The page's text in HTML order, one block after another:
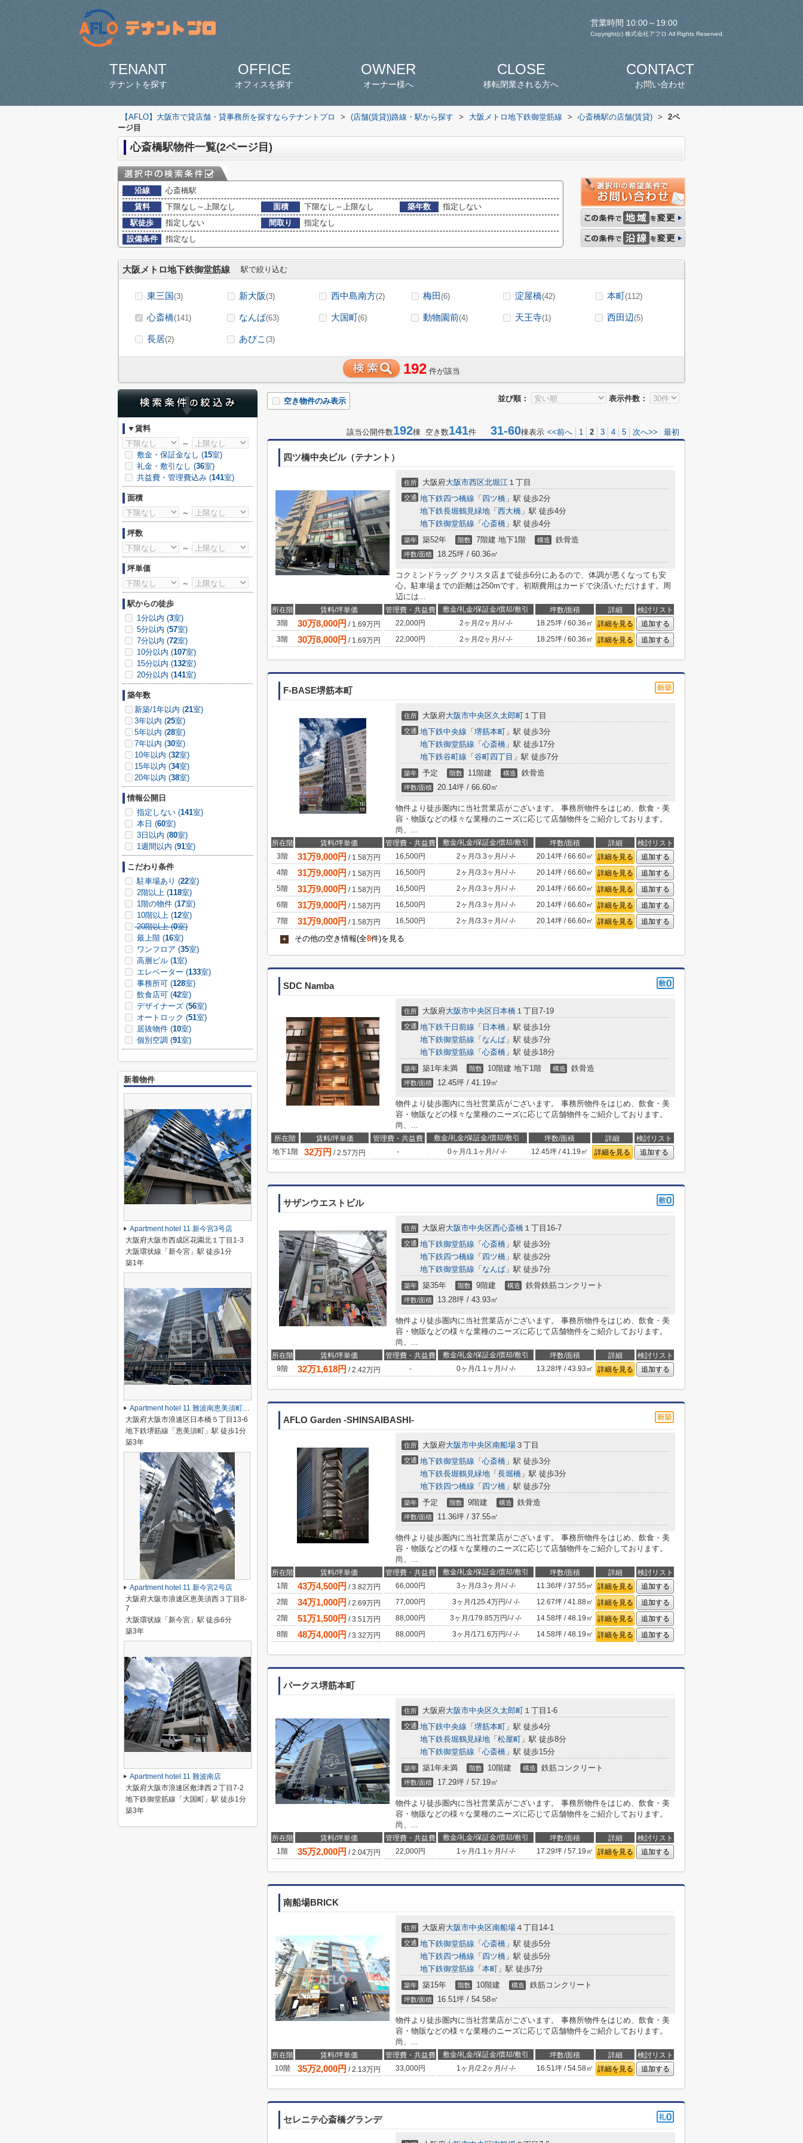
営業時間 10:00～19:00
Copyright(c) 株式会社アフロ All Rights Reserved.
TENANT
テナントを探す
OFFICE
オフィスを探す
OWNER
オーナー様へ
CLOSE
移転閉業される方へ
CONTACT
お問い合わせ
【AFLO】大阪市で貸店舗・貸事務所を探すならテナントプロ > (店舗(賃貸))路線・駅から探す > 大阪メトロ地下鉄御堂筋線 > 心斎橋駅の店舗(賃貸) >
2ペ
ージ目
心斎橋駅物件一覧(2ページ目)
沿線
心斎橋駅
賃料
下限なし～上限なし 面積 下限なし～上限なし 築年数
指定しない
駅徒歩
指定しない 間取り
指定なし
設備条件
指定なし
大阪メトロ地下鉄御堂筋線 駅で絞り込む
東三国(3) 新大阪(3) 西中島南方(2) 梅田(6) 淀屋橋(42) 本町(112)
心斎橋(141) なんば(63) 大国町(6) 動物園前(4) 天王寺(1) 西田辺(5)
長居(2) あびこ (3)
192 件が該当
並び順： 表示件数：
空き物件のみ表示
該当公開件数192棟 空き数141件 31-60棟表示 <<前へ 1 2 3 4 5 次へ>> 最初
四ツ橋中央ビル（テナント）
住所 大阪府大阪市西区北堀江 １丁目
交通 地下鉄四つ橋線 「 四ツ橋 」駅 徒歩2分
地下鉄長堀鶴見緑地 「 西大橋 」駅 徒歩4分
地下鉄御堂筋線 「 心斎橋 」駅 徒歩4分
築年 築52年 階数 7階建 地下1階 構造 鉄骨造
坪数/面積 18.25坪 / 60.36㎡
コクミンドラッグ クリスタ店まで徒歩6分にあるので、体調が悪くなっても安
心。駐車場までの距離は250mです。初期費用はカードで決済いただけます。周
辺には...
所在階 賃料/坪単価 管理費・共益費 敷金/礼金/保証金/償却/敷引 坪数/面積 詳細
検討リスト
3階
30万8,000円 / 1.69万円 22,000円 2ヶ月 /2ヶ月 /-/-/- 18.25坪 / 60.36㎡ 詳細を見る
追加する
3階
30万8,000円 / 1.69万円 22,000円 2ヶ月 /2ヶ月 /-/-/- 18.25坪 / 60.36㎡ 詳細を見る 追加する
F-BASE堺筋本町
住所 大阪府大阪市中央区久太郎町 １丁目
交通 地下鉄中央線 「 堺筋本町 」駅 徒歩3分
地下鉄御堂筋線 「 心斎橋 」駅 徒歩17分
地下鉄谷町線 「 谷町四丁目 」駅 徒歩7分
築年 予定 階数 11階建 構造 鉄骨造
坪数/面積 20.14坪 / 66.60㎡
物件より徒歩圏内に当社営業店がございます。 事務所物件をはじめ、飲食・美
容・物販などの様々な業種のニーズに応じて店舗物件をご紹介しております。
尚、...
所在階 賃料/坪単価 管理費・共益費 敷金/礼金/保証金/償却/敷引 坪数/面積 詳細
検討リスト
3階
31万9,000円 / 1.58万円 16,500円 2ヶ月 /3.3ヶ月 /-/-/- 20.14坪 / 66.60㎡ 詳細を見る
追加する
4階
31万9,000円 / 1.58万円 16,500円 2ヶ月 /3.3ヶ月 /-/-/- 20.14坪 / 66.60㎡ 詳細を見る
追加する
5階
31万9,000円 / 1.58万円 16,500円 2ヶ月 /3.3ヶ月 /-/-/- 20.14坪 / 66.60㎡ 詳細を見る
追加する
6階
31万9,000円 / 1.58万円 16,500円 2ヶ月 /3.3ヶ月 /-/-/- 20.14坪 / 66.60㎡ 詳細を見る
追加する
7階
31万9,000円 / 1.58万円 16,500円 2ヶ月 /3.3ヶ月 /-/-/- 20.14坪 / 66.60㎡ 詳細を見る 追加する
+ その他の空き情報(全8件)を見る
SDC Namba
住所 大阪府大阪市中央区 日本橋 １丁目7-19
交通 地下鉄千日前線 「 日本橋 」駅 徒歩1分
地下鉄御堂筋線 「 なんば 」駅 徒歩7分
地下鉄御堂筋線 「 心斎橋 」駅 徒歩18分
築年 築1年未満 階数 10階建 地下1階 構造 鉄骨造
坪数/面積 12.45坪 / 41.19㎡
物件より徒歩圏内に当社営業店がございます。 事務所物件をはじめ、飲食・美
容・物販などの様々な業種のニーズに応じて店舗物件をご紹介しております。
尚、...
所在階 賃料/坪単価 管理費・共益費 敷金/礼金/保証金/償却/敷引 坪数/面積 詳細
検討リスト
地下1階
32万円 /2.57万円 - 0ヶ月 /1.1ヶ月 /-/-/- 12.45坪 / 41.19㎡ 詳細を見る 追加する
サザンウエストビル
住所 大阪府大阪市中央区西心斎橋 １丁目16-7
交通 地下鉄御堂筋線 「 心斎橋 」駅 徒歩3分
地下鉄四つ橋線 「 四ツ橋 」駅 徒歩2分
地下鉄御堂筋線 「 なんば 」駅 徒歩7分
築年 築35年 階数 9階建 構造 鉄骨鉄筋コンクリート
坪数/面積 13.28坪 / 43.93㎡
物件より徒歩圏内に当社営業店がございます。 事務所物件をはじめ、飲食・美
容・物販などの様々な業種のニーズに応じて店舗物件をご紹介しております。
尚、...
所在階 賃料/坪単価 管理費・共益費 敷金/礼金/保証金/償却/敷引 坪数/面積 詳細
検討リスト
9階
32万1,618円 /2.42万円 - 0ヶ月 /1.1ヶ月 /-/-/- 13.28坪 / 43.93㎡ 詳細を見る 追加する
AFLO Garden -SHINSAIBASHI-
住所 大阪府大阪市中央区南船場 ３丁目
交通 地下鉄御堂筋線 「 心斎橋 」駅 徒歩3分
地下鉄長堀鶴見緑地 「 長堀橋 」駅 徒歩3分
地下鉄四つ橋線 「 四ツ橋 」駅 徒歩7分
築年 予定 階数 9階建 構造 鉄骨造
坪数/面積 11.36坪 / 37.55㎡
物件より徒歩圏内に当社営業店がございます。 事務所物件をはじめ、飲食・美
容・物販などの様々な業種のニーズに応じて店舗物件をご紹介しております。
尚、...
所在階 賃料/坪単価 管理費・共益費 敷金/礼金/保証金/償却/敷引 坪数/面積 詳細
検討リスト
1階
43万4,500円 /3.82万円 66,000円 3ヶ月 /3.3ヶ月 /-/-/- 11.36坪 / 37.55㎡ 詳細を見る
追加する
2階
34万1,000円 /2.69万円 77,000円 3ヶ月 /125.4万円/-/-/- 12.67坪 / 41.88㎡ 詳細を見る
追加する
2階
51万1,500円 /3.51万円 88,000円 3ヶ月 /179.85万円/-/-/- 14.58坪 / 48.19㎡ 詳細を見る
追加する
8階
48万4,000円 /3.32万円 88,000円 3ヶ月 /171.6万円/-/-/- 14.58坪 / 48.19㎡ 詳細を見る 追加する
パークス堺筋本町
住所 大阪府大阪市中央区久太郎町 １丁目1-6
交通 地下鉄中央線 「 堺筋本町 」駅 徒歩4分
地下鉄長堀鶴見緑地 「 松屋町 」駅 徒歩8分
地下鉄御堂筋線 「 心斎橋 」駅 徒歩15分
築年 築1年未満 階数 10階建 構造 鉄筋コンクリート
坪数/面積 17.29坪 / 57.19㎡
物件より徒歩圏内に当社営業店がございます。 事務所物件をはじめ、飲食・美
容・物販などの様々な業種のニーズに応じて店舗物件をご紹介しております。
尚、...
所在階 賃料/坪単価 管理費・共益費 敷金/礼金/保証金/償却/敷引 坪数/面積 詳細
検討リスト
1階
35万2,000円 /2.04万円 22,000円 1ヶ月 /1.1ヶ月 /-/-/- 17.29坪 / 57.19㎡ 詳細を見る 追加する
南船場BRICK
住所 大阪府大阪市中央区南船場 ４丁目14-1
交通 地下鉄御堂筋線 「 心斎橋 」駅 徒歩5分
地下鉄四つ橋線 「 四ツ橋 」駅 徒歩5分
地下鉄御堂筋線 「 本町 」駅 徒歩7分
築年 築15年 階数 10階建 構造 鉄筋コンクリート
坪数/面積 16.51坪 / 54.58㎡
物件より徒歩圏内に当社営業店がございます。 事務所物件をはじめ、飲食・美
容・物販などの様々な業種のニーズに応じて店舗物件をご紹介しております。
尚、...
所在階 賃料/坪単価 管理費・共益費 敷金/礼金/保証金/償却/敷引 坪数/面積 詳細
検討リスト
10階
35万2,000円 /2.13万円 33,000円 1ヶ月 /2.2ヶ月 /-/-/- 16.51坪 / 54.58㎡ 詳細を見る 追加する
セレニテ心斎橋グランデ
▼賃料
～
敷金・保証金なし (15室)
礼金・敷引なし (36室)
共益費・管理費込み (141室)
面積
～
坪数
～
坪単価
～
駅からの徒歩
1分以内 (3室)
5分以内 (57室)
7分以内 (72室)
10分以内 (107室)
15分以内 (132室)
20分以内 (141室)
築年数
新築/1年以内 (21室)
3年以内 (25室)
5年以内 (28室)
7年以内 (30室)
10年以内 (32室)
15年以内 (34室)
20年以内 (38室)
情報公開日
指定しない (141室)
本日 (60室)
3日以内 (80室)
1週間以内 (91室)
こだわり条件
駐車場あり (22室)
2階以上 (118室)
1階の物件 (17室)
10階以上 (12室)
20階以上 (0室)
最上階 (16室)
ワンフロア (35室)
高層ビル (1室)
エレベーター (133室)
事務所可 (128室)
飲食店可 (42室)
デザイナーズ (56室)
オートロック (51室)
居抜物件 (10室)
個別空調 (91室)
新着物件
Apartment hotel 11 新今宮3号店
大阪府大阪市西成区花園北１丁目1-3
大阪環状線「新今宮」駅 徒歩1分
築1年
Apartment hotel 11 難波南恵美須町駅前店
大阪府大阪市浪速区日本橋５丁目13-6
地下鉄堺筋線「恵美須町」駅 徒歩1分
築3年
Apartment hotel 11 新今宮2号店
大阪府大阪市浪速区恵美須西３丁目8-
7
大阪環状線「新今宮」駅 徒歩6分
築3年
Apartment hotel 11 難波南店
大阪府大阪市浪速区敷津西２丁目7-2
地下鉄御堂筋線「大国町」駅 徒歩1分
築3年